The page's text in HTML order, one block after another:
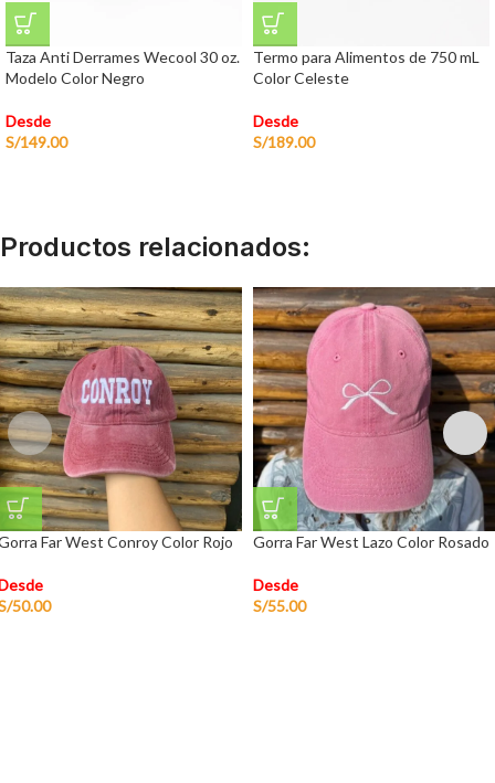
Taza Anti Derrames Wecool 30 oz.
Modelo Color Negro
Desde
S/149.00
Termo para Alimentos de 750 mL
Color Celeste
Desde
S/189.00
Productos relacionados:
Far West Conroy Color Rojo
50.00
Gorra Far West Lazo Color Rosado
Desde
S/55.00